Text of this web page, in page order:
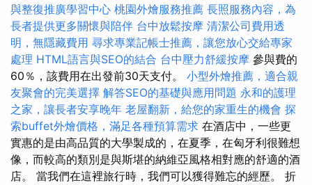
與整復推廣學習中心 桃園外燴服務推薦 長照服務內容，為
長者提供更多關懷與陪伴 台中放鬆按摩 清潔公司費用透
明，無隱藏費用 尋求專業記帳士推薦，讓您放心交給專家
處理 HTML語言與SEO的結合 台中壓力舒緩按摩 參與費的
60％，該費用在出發前30天支付。 小型外燴推薦，適合親
友聚會的完美選擇 解答SEO的基礎與應用問題 永和的護理
之家，讓長者安享晚年 老屋翻新，給您的家重生的機會 探
索buffet外燴價格，滿足各種預算需求 在酒店中，一些更
實惠的是由高品質的大學製成的，在夏季，在匈牙利很難想
像，而較高的類別是與斯堪的納維亞風格相對應的舒適的酒
店。 當我們在這裡旅行時，我們可以獲得難忘的經歷。 折